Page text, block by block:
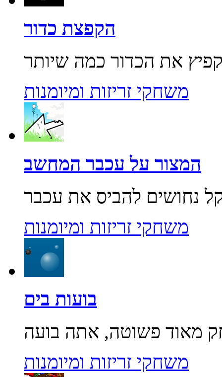
הקפצת כדור
משחקי זריזות ומיומנות
המצור על עכבר המחשב
משחקי זריזות ומיומנות
בועות בים
משחקי זריזות ומיומנות